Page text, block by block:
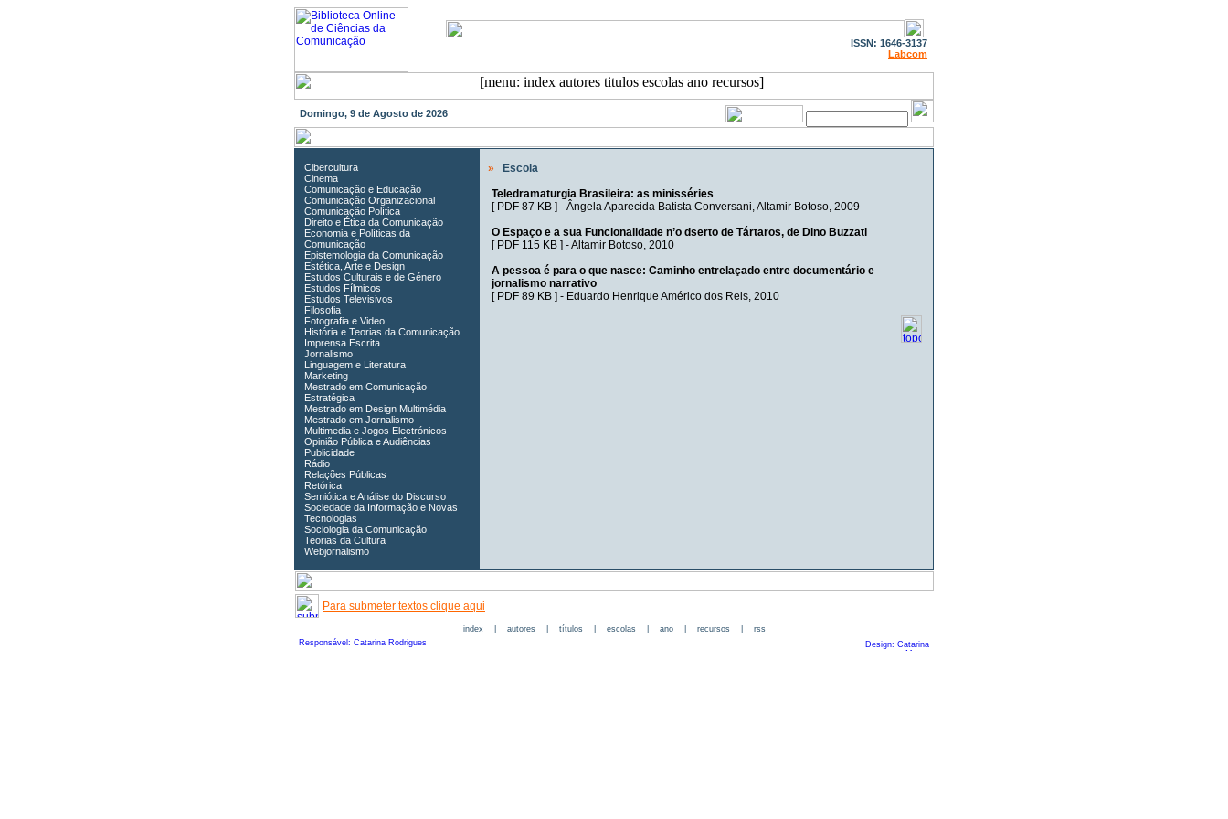
ISSN: 1646-3137
Labcom
Domingo, 9 de Agosto de 2026
Cibercultura
Cinema
Comunicação e Educação
Comunicação Organizacional
Comunicação Política
Direito e Ética da Comunicação
Economia e Políticas da
Comunicação
Epistemologia da Comunicação
Estética, Arte e Design
Estudos Culturais e de Género
Estudos Fílmicos
Estudos Televisivos
Filosofia
Fotografia e Video
História e Teorias da Comunicação
Imprensa Escrita
Jornalismo
Linguagem e Literatura
Marketing
Mestrado em Comunicação
Estratégica
Mestrado em Design Multimédia
Mestrado em Jornalismo
Multimedia e Jogos Electrónicos
Opinião Pública e Audiências
Publicidade
Rádio
Relações Públicas
Retórica
Semiótica e Análise do Discurso
Sociedade da Informação e Novas
Tecnologias
Sociologia da Comunicação
Teorias da Cultura
Webjornalismo
»
Escola
Teledramaturgia Brasileira: as minisséries
[ PDF 87 KB] - Ângela Aparecida Batista Conversani,Altamir Botoso, 2009
O Espaço e a sua Funcionalidade n’o dserto de Tártaros, de Dino Buzzati
[ PDF 115 KB] -Altamir Botoso, 2010
A pessoa é para o que nasce: Caminho entrelaçado entre documentário e
jornalismo narrativo
[ PDF 89 KB] - Eduardo Henrique Américo dos Reis, 2010
Para submeter textos clique aqui
index| autores| títulos| escolas| ano| recursos| rss